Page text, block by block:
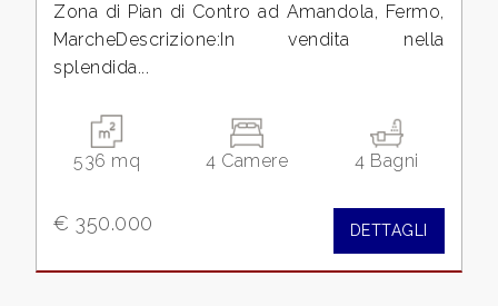
Zona di Pian di Contro ad Amandola, Fermo,
MarcheDescrizione:In vendita nella
splendida...
536 mq 4 Camere 4 Bagni
€ 350.000 DETTAGLI